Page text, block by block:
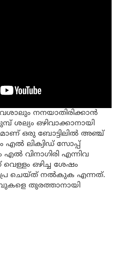
നനയാതിരിക്കാൻ
ശല്യം ഒഴിവാക്കാനായി
ഒരു ബോട്ടിലിൽ അഞ്ച്
എൽ ലിക്വിഡ് സോപ്പ്
എൽ വിനാഗിരി എന്നിവ
ഒഴിച്ച ശേഷം
ചെയ്ത് നൽകുക എന്നത്.
തുരത്താനായി